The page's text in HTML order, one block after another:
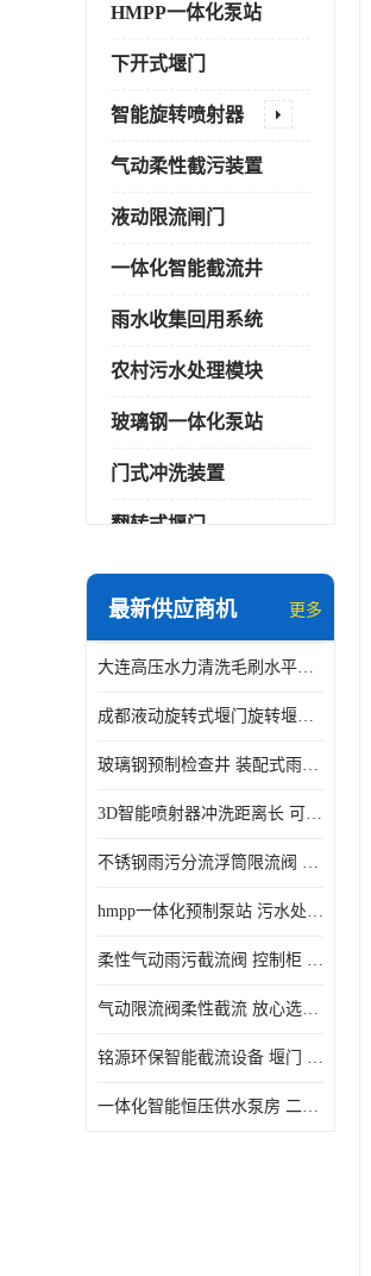
HMPP一体化泵站
下开式堰门
智能旋转喷射器
气动柔性截污装置
液动限流闸门
一体化智能截流井
雨水收集回用系统
农村污水处理模块
玻璃钢一体化泵站
门式冲洗装置
翻转式堰门
智能一体化雨水泵站
智能一体化供水泵房
智能一体化净水设备
最新供应商机 更多
大连高压水力清洗毛刷水平自清洁滚刷 水力自动冲洗系统 水力清洗
成都液动旋转式堰门旋转堰门 自动控制 SUS304
玻璃钢预制检查井 装配式雨水污水井 初期弃流井 源头厂家
3D智能喷射器冲洗距离长 可270度旋转 高强度水压远距离喷洗
不锈钢雨污分流浮筒限流阀 DN150-DN1000 品质可信
hmpp一体化预制泵站 污水处理系统 乡镇学校市政排水 厂家供应
柔性气动雨污截流阀 控制柜 远程控制安全性高检修方便
气动限流阀柔性截流 放心选购 控源截污铭源环保
铭源环保智能截流设备 堰门 铸铁调节闸门作用 源头商家 可定制
一体化智能恒压供水泵房 二次加压供水设备户外智慧泵房